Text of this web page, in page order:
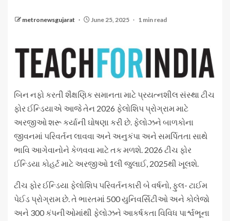
metronewsgujarat June 25, 2025 1 min read
બિન નફો કરતી શૈક્ષણિક સમાનતા માટે પ્રયત્નશીલ સંસ્થા ટીચ
ફોર ઈન્ડિયાએ આજે તેન 2026 ફેલોશિપ પ્રોગ્રામ માટે
અરજીઓ શરૂ કર્યાની ઘોષણા કરી છે. ફેલોઝને બાળકોના
જીવનમાં પરિવર્તન લાવવા અને અનુકંપા અને સમર્પિતતા સાથે
ભાવિ આગેવાનોને કેળવવા માટે તક મળશે. 2026 ટીચ ફોર
ઈન્ડિયા કોહર્ટ માટે અરજીઓ 1લી જુલાઈ, 2025થી ખૂલશે.
ટીચ ફોર ઈન્ડિયા ફેલોશિપ પરિવર્તનકારી બે વર્ષનો, ફુલ- ટાઈમ
પેઈડ પ્રોગ્રામ છે. તે ભારતમાં 500 યુનિવર્સિટીઓ અને કોલેજો
અને 300 કંપનીઓમાંથી ફેલોઝને આકર્ષકતા વિવિધ પાર્શ્વભૂના